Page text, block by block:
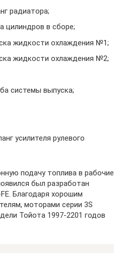
радиатора;
цилиндров в сборе;
жидкости охлаждения №1;
жидкости охлаждения №2;
системы выпуска;
усилителя рулевого
подачу топлива в рабочие
был разработан
Благодаря хорошим
моторами серии 3S
Тойота 1997-2201 годов